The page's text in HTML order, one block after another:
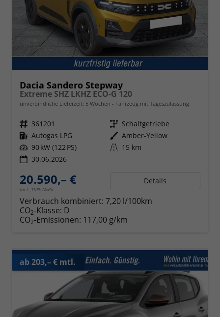
Dacia Sandero Stepway
Extreme SHZ LKHZ ECO-G 120
unverbindliche Lieferzeit: 5 Wochen Fahrzeug mit Tageszulassung
Fahrzeugnr. 361201 Getriebe Schaltgetriebe
Kraftstoff Autogas LPG Außenfarbe Amber-Yellow
Leistung 90 kW (122 PS) Kilometerstand 15 km
30.06.2026
20.590,– €
incl. 19% MwSt.
Details
Verbrauch kombiniert: 7,20 l/100km
CO2-Klasse: D
CO2-Emissionen: 117,00 g/km
ab 203,– € mtl.